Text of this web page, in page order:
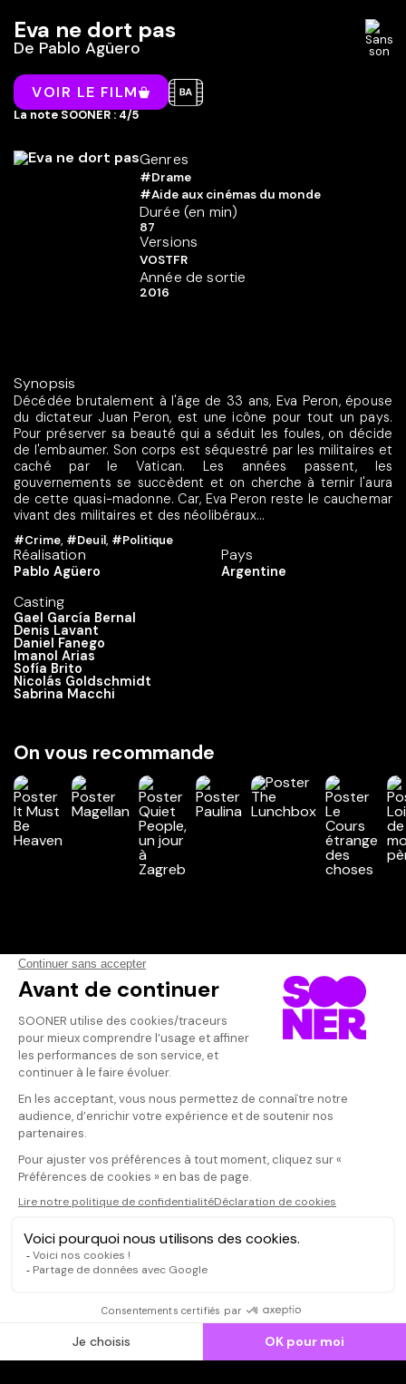
Eva ne dort pas
De Pablo Agüero
VOIR LE FILM
La note SOONER : 4/5
Genres
#Drame
#Aide aux cinémas du monde
Durée (en min)
87
Versions
VOSTFR
Année de sortie
2016
Synopsis
Décédée brutalement à l'âge de 33 ans, Eva Peron, épouse
du dictateur Juan Peron, est une icône pour tout un pays.
Pour préserver sa beauté qui a séduit les foules, on décide
de l'embaumer. Son corps est séquestré par les militaires et
caché par le Vatican. Les années passent, les
gouvernements se succèdent et on cherche à ternir l'aura
de cette quasi-madonne. Car, Eva Peron reste le cauchemar
vivant des militaires et des néolibéraux...
#Crime, #Deuil, #Politique
Réalisation
Pablo Agüero
Casting
Gael García Bernal
Denis Lavant
Daniel Fanego
Imanol Arias
Sofía Brito
Nicolás Goldschmidt
Sabrina Macchi
Pays
Argentine
On vous recommande
Vos avis
Donnez votre avis
Votre note
Votre commentaire
Il faut vous connecter pour
publier un avis
CONNEXION
excellente
bons
du sujet qui
Qui sommes-nous ?